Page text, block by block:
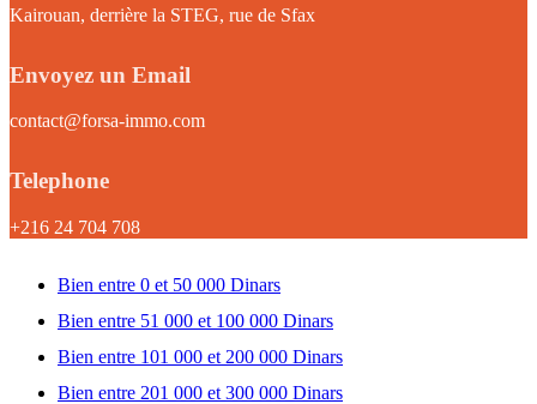
Kairouan, derrière la STEG, rue de Sfax
Envoyez un Email
contact@forsa-immo.com
Telephone
+216 24 704 708
Bien entre 0 et 50 000 Dinars
Bien entre 51 000 et 100 000 Dinars
Bien entre 101 000 et 200 000 Dinars
Bien entre 201 000 et 300 000 Dinars